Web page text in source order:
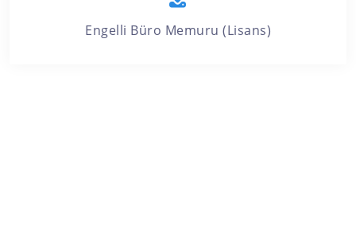
Engelli Büro Memuru (Lisans)